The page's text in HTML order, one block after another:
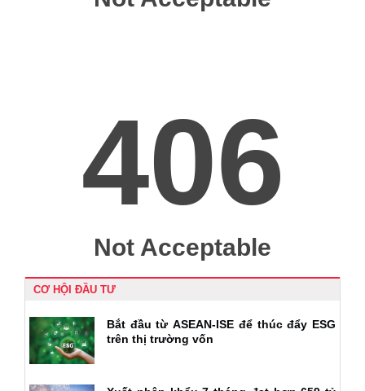
CƠ HỘI ĐẦU TƯ
Bắt đầu từ ASEAN-ISE để thúc đẩy ESG
trên thị trường vốn